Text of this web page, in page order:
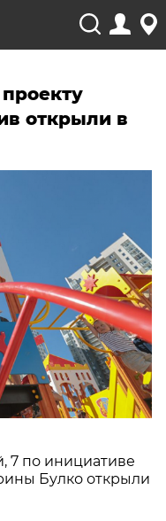
открыли в
7 по инициативе
Булко открыли